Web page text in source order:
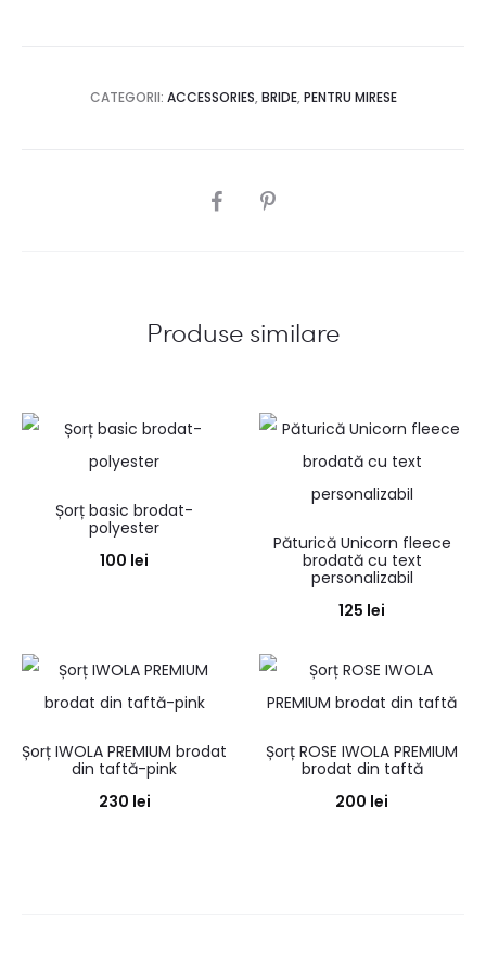
CATEGORII: ACCESSORIES, BRIDE, PENTRU MIRESE
SHARE
Produse similare
Șorț basic brodat-
polyester
100 lei
Păturică Unicorn fleece
brodată cu text
personalizabil
125 lei
Șorț IWOLA PREMIUM brodat
din taftă-pink
230 lei
Șorț ROSE IWOLA PREMIUM
brodat din taftă
200 lei